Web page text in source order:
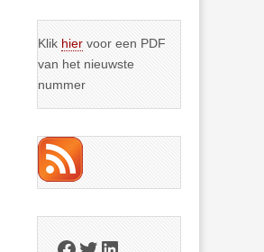
Klik hier voor een PDF
van het nieuwste
nummer